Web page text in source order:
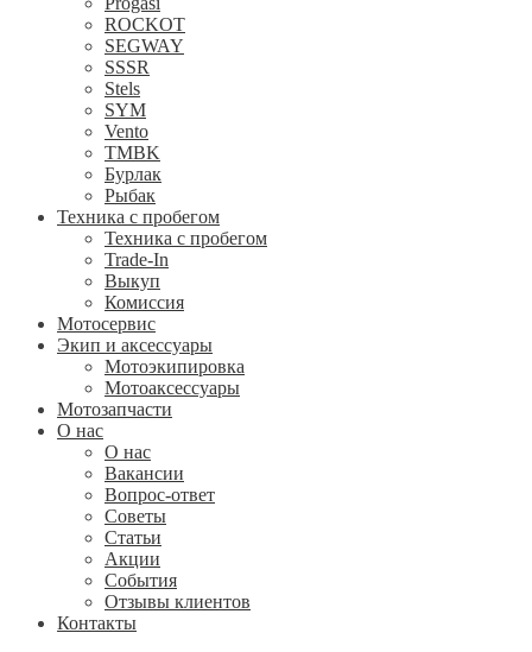
ROCKOT
SEGWAY
SSSR
Stels
SYM
Vento
TMBK
Бурлак
Рыбак
Техника с пробегом
Техника с пробегом
Trade-In
Выкуп
Комиссия
Мотосервис
Экип и аксессуары
Мотоэкипировка
Мотоаксессуары
Мотозапчасти
О нас
О нас
Вакансии
Вопрос-ответ
Советы
Статьи
Акции
События
Отзывы клиентов
Контакты